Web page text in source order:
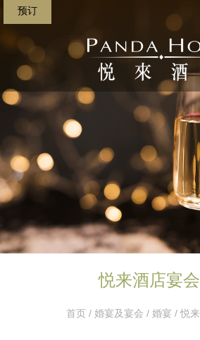
预订
悦来酒店宴
首页 / 婚宴及宴会 / 婚宴 / 悦